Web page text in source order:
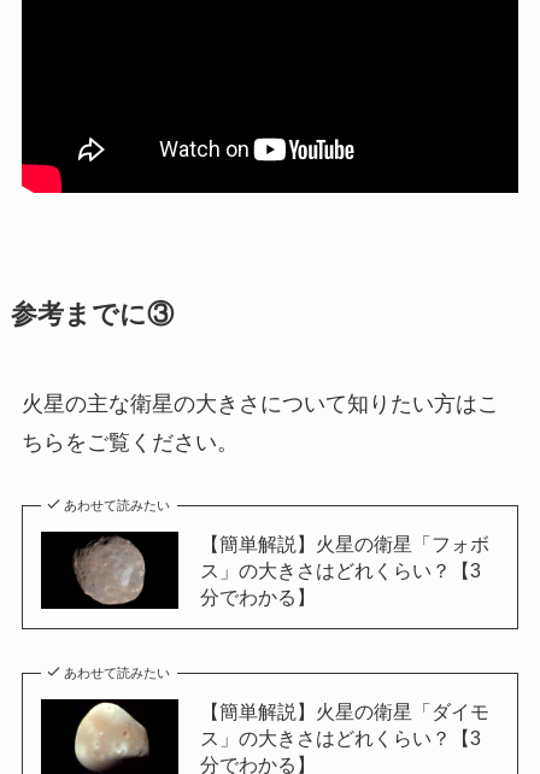
参考までに③
火星の主な衛星の大きさについて知りたい方はこ
ちらをご覧ください。
あわせて読みたい
【簡単解説】火星の衛星「フォボ
ス」の大きさはどれくらい？【3
分でわかる】
あわせて読みたい
【簡単解説】火星の衛星「ダイモ
ス」の大きさはどれくらい？【3
分でわかる】